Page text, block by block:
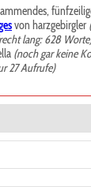
von harzgebirgler
lang: 628
(noch gar keine
27 Aufrufe)